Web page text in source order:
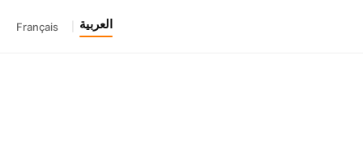
العربية Français